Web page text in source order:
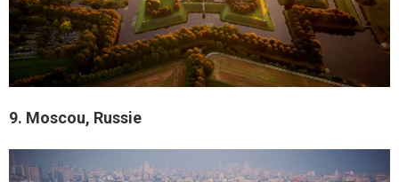
9. Moscou, Russie